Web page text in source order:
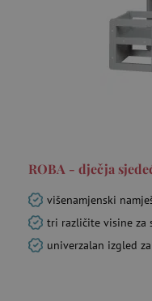
ROBA - dječja
višenamjenski
tri različite visine za
univerzalan izgled